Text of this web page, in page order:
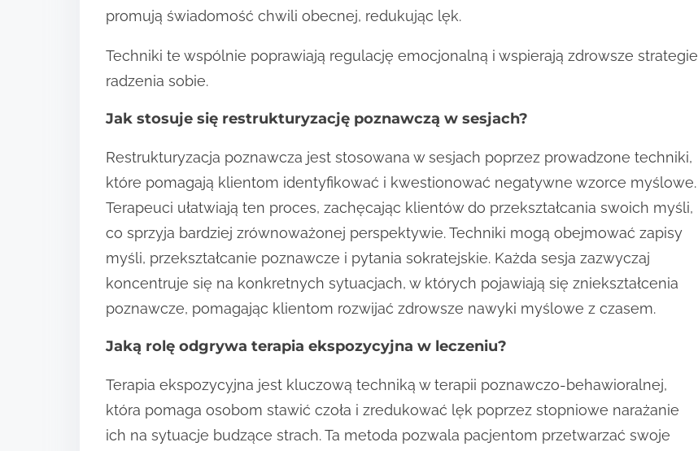
promują świadomość chwili obecnej, redukując lęk.
Techniki te wspólnie poprawiają regulację emocjonalną i wspierają zdrowsze strategie
radzenia sobie.
Jak stosuje się restrukturyzację poznawczą w sesjach?
Restrukturyzacja poznawcza jest stosowana w sesjach poprzez prowadzone techniki,
które pomagają klientom identyfikować i kwestionować negatywne wzorce myślowe.
Terapeuci ułatwiają ten proces, zachęcając klientów do przekształcania swoich myśli,
co sprzyja bardziej zrównoważonej perspektywie. Techniki mogą obejmować zapisy
myśli, przekształcanie poznawcze i pytania sokratejskie. Każda sesja zazwyczaj
koncentruje się na konkretnych sytuacjach, w których pojawiają się zniekształcenia
poznawcze, pomagając klientom rozwijać zdrowsze nawyki myślowe z czasem.
Jaką rolę odgrywa terapia ekspozycyjna w leczeniu?
Terapia ekspozycyjna jest kluczową techniką w terapii poznawczo-behawioralnej,
która pomaga osobom stawić czoła i zredukować lęk poprzez stopniowe narażanie
ich na sytuacje budzące strach. Ta metoda pozwala pacjentom przetwarzać swoje